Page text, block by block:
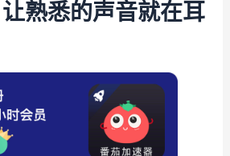
熟悉的声音就在耳